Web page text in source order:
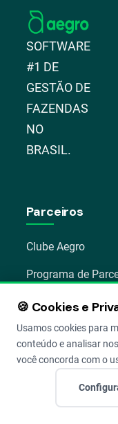
SOFTWARE
#1 DE
GESTÃO DE
FAZENDAS
NO
BRASIL.
Parceiros
Clube Aegro
Programa de
Indique e ganhe
Programa de
Aprenda
🍪 Cookies e
Usamos cookies para
conteúdo e analisar
você concorda com o